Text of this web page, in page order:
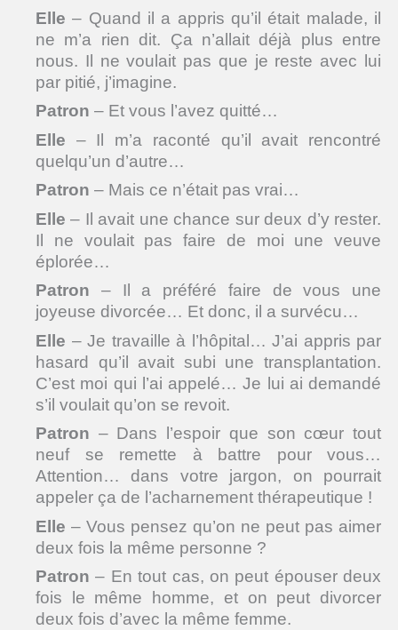
Elle – Quand il a appris qu’il était malade, il
ne m’a rien dit. Ça n’allait déjà plus entre
nous. Il ne voulait pas que je reste avec lui
par pitié, j’imagine.
Patron – Et vous l’avez quitté…
Elle – Il m’a raconté qu’il avait rencontré
quelqu’un d’autre…
Patron – Mais ce n’était pas vrai…
Elle – Il avait une chance sur deux d’y rester.
Il ne voulait pas faire de moi une veuve
éplorée…
Patron – Il a préféré faire de vous une
joyeuse divorcée… Et donc, il a survécu…
Elle – Je travaille à l’hôpital… J’ai appris par
hasard qu’il avait subi une transplantation.
C’est moi qui l’ai appelé… Je lui ai demandé
s’il voulait qu’on se revoit.
Patron – Dans l’espoir que son cœur tout
neuf se remette à battre pour vous…
Attention… dans votre jargon, on pourrait
appeler ça de l’acharnement thérapeutique !
Elle – Vous pensez qu’on ne peut pas aimer
deux fois la même personne ?
Patron – En tout cas, on peut épouser deux
fois le même homme, et on peut divorcer
deux fois d’avec la même femme.